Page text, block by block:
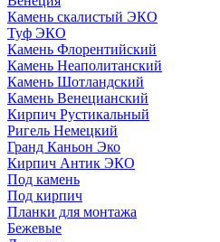
Камень скалистый ЭКО
Туф ЭКО
Камень Флорентийский
Камень Неаполитанский
Камень Шотландский
Камень Венецианский
Кирпич Рустикальный
Ригель Немецкий
Гранд Каньон Эко
Кирпич Антик ЭКО
Под камень
Под кирпич
Планки для монтажа
Бежевые